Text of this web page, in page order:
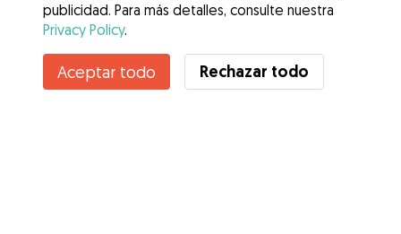
publicidad. Para más detalles, consulte nuestra
Privacy Policy.
Aceptar todo Rechazar todo